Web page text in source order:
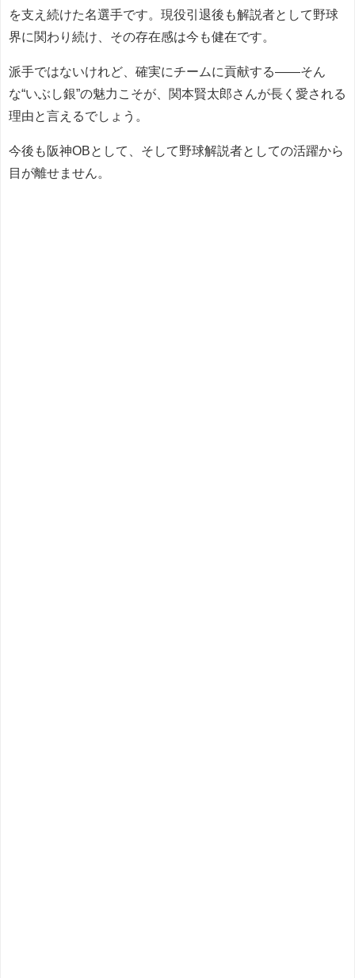
を支え続けた名選手です。現役引退後も解説者として野球
界に関わり続け、その存在感は今も健在です。
派手ではないけれど、確実にチームに貢献する――そん
な“いぶし銀”の魅力こそが、関本賢太郎さんが長く愛される
理由と言えるでしょう。
今後も阪神OBとして、そして野球解説者としての活躍から
目が離せません。